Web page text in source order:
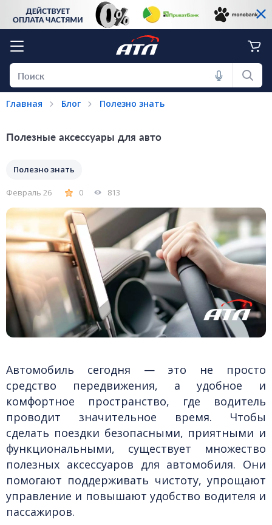
Главная Блог Полезно знать
Полезные аксессуары для авто
Полезно знать
Февраль 26 0 813
Автомобиль сегодня — это не просто
средство передвижения, а удобное и
комфортное пространство, где водитель
проводит значительное время. Чтобы
сделать поездки безопасными, приятными и
функциональными, существует множество
полезных аксессуаров для автомобиля. Они
помогают поддерживать чистоту, упрощают
управление и повышают удобство водителя и
пассажиров.
Техпомощь Инструменты и оборудование